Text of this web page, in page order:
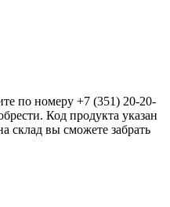
по номеру +7 (351) 20-20-
Код продукта указан
склад вы сможете забрать